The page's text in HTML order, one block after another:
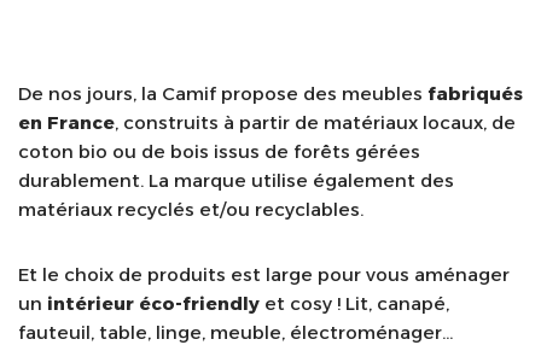
De nos jours, la Camif propose des meubles fabriqués
en France, construits à partir de matériaux locaux, de
coton bio ou de bois issus de forêts gérées
durablement. La marque utilise également des
matériaux recyclés et/ou recyclables.
Et le choix de produits est large pour vous aménager
un intérieur éco-friendly et cosy ! Lit, canapé,
fauteuil, table, linge, meuble, électroménager…